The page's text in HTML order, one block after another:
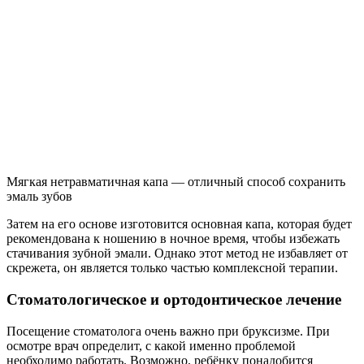
Мягкая нетравматичная капа — отличный способ сохранить
эмаль зубов
Затем на его основе изготовится основная капа, которая будет
рекомендована к ношению в ночное время, чтобы избежать
стачивания зубной эмали. Однако этот метод не избавляет от
скрежета, он является только частью комплексной терапии.
Стоматологическое и ортодонтическое лечение
Посещение стоматолога очень важно при бруксизме. При
осмотре врач определит, с какой именно проблемой
необходимо работать. Возможно, ребёнку понадобится